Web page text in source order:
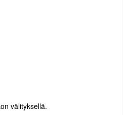
välityksellä.